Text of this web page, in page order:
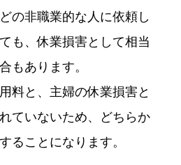
の非職業的な人に依頼し
も、休業損害として相当
もあります。
料と、主婦の休業損害と
ていないため、どちらか
ることになります。